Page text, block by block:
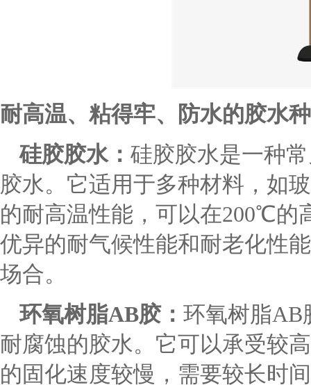
耐高温、粘得牢、防水的胶水
硅胶胶水：硅胶胶水是一种
胶水。它适用于多种材料，如
的耐高温性能，可以在200℃的
优异的耐气候性能和耐老化性
场合。
环氧树脂AB胶：环氧树脂AB
耐腐蚀的胶水。它可以承受较
的固化速度较慢，需要较长时